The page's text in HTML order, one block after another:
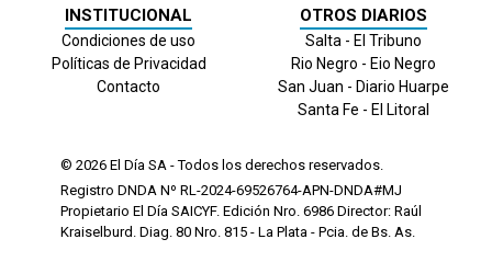
INSTITUCIONAL
Condiciones de uso
Políticas de Privacidad
Contacto
OTROS DIARIOS
Salta - El Tribuno
Rio Negro - Eio Negro
San Juan - Diario Huarpe
Santa Fe - El Litoral
© 2026 El Día SA - Todos los derechos reservados.
Registro DNDA Nº RL-2024-69526764-APN-DNDA#MJ
Propietario El Día SAICYF. Edición Nro. 6986 Director: Raúl
Kraiselburd. Diag. 80 Nro. 815 - La Plata - Pcia. de Bs. As.